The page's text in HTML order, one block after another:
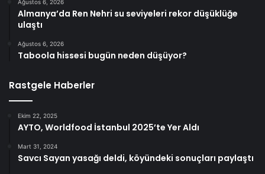
Ağustos 6, 2026
Almanya’da Ren Nehri su seviyeleri rekor düşüklüğe
ulaştı
Ağustos 6, 2026
Taboola hissesi bugün neden düşüyor?
Rastgele Haberler
Ekim 22, 2025
AYTO, Worldfood İstanbul 2025’te Yer Aldı
Mart 31, 2024
Savcı Sayan yasağı deldi, köyündeki sonuçları paylaştı